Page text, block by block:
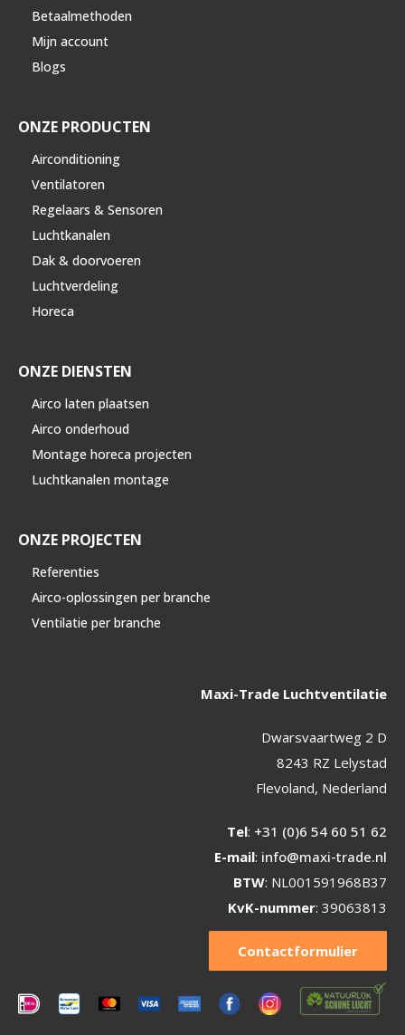
Betaalmethoden
Mijn account
Blogs
ONZE PRODUCTEN
Airconditioning
Ventilatoren
Regelaars & Sensoren
Luchtkanalen
Dak & doorvoeren
Luchtverdeling
Horeca
ONZE DIENSTEN
Airco laten plaatsen
Airco onderhoud
Montage horeca projecten
Luchtkanalen montage
ONZE PROJECTEN
Referenties
Airco-oplossingen per branche
Ventilatie per branche
Maxi-Trade Luchtventilatie
Dwarsvaartweg 2 D
8243 RZ Lelystad
Flevoland, Nederland
Tel: +31 (0)6 54 60 51 62
E-mail: info@maxi-trade.nl
BTW: NL001591968B37
KvK-nummer: 39063813
Contactformulier